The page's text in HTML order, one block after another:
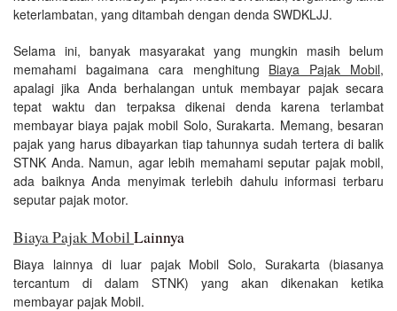
keterlambatan, yang ditambah dengan denda SWDKLJJ.
Selama ini, banyak masyarakat yang mungkin masih belum
memahami bagaimana cara menghitung Biaya Pajak Mobil,
apalagi jika Anda berhalangan untuk membayar pajak secara
tepat waktu dan terpaksa dikenai denda karena terlambat
membayar biaya pajak mobil Solo, Surakarta. Memang, besaran
pajak yang harus dibayarkan tiap tahunnya sudah tertera di balik
STNK Anda. Namun, agar lebih memahami seputar pajak mobil,
ada baiknya Anda menyimak terlebih dahulu informasi terbaru
seputar pajak motor.
Biaya Pajak MobilLainnya
Biaya lainnya di luar pajak Mobil Solo, Surakarta (biasanya
tercantum di dalam STNK) yang akan dikenakan ketika
membayar pajak Mobil.